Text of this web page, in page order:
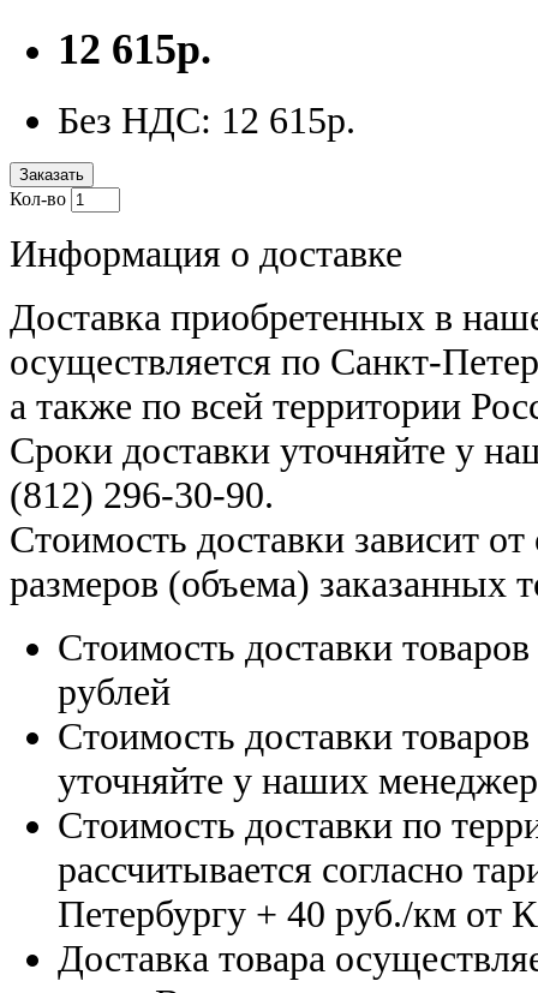
12 615р.
Без НДС: 12 615р.
Заказать
Кол-во
Информация о доставке
Доставка приобретенных в
осуществляется по Санкт-
а также по всей территории
Сроки доставки уточняйте у
(812) 296-30-90.
Стоимость доставки зависит
размеров (объема) заказанных
Стоимость доставки
рублей
Стоимость доставки
уточняйте у наших
Стоимость доставки по
рассчитывается согласно
Петербургу + 40 руб./км от
Доставка товара